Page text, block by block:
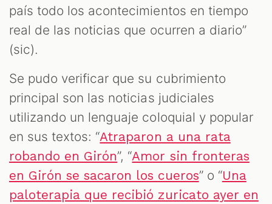
país todo los acontecimientos en tiempo
real de las noticias que ocurren a diario”
(sic).
Se pudo verificar que su cubrimiento
principal son las noticias judiciales
utilizando un lenguaje coloquial y popular
en sus textos: “Atraparon a una rata
robando en Girón”, “Amor sin fronteras
en Girón se sacaron los cueros” o “Una
paloterapia que recibió zuricato ayer en